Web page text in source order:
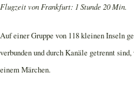
Flugzeit von Frankfurt: 1 Stunde 20 Min.
Auf einer Gruppe von 118 kleinen Inseln
verbunden und durch Kanäle getrennt
einem Märchen.